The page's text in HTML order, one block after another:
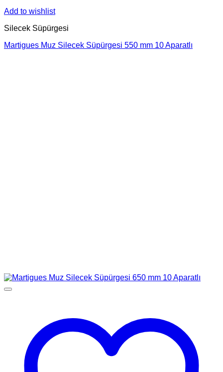
Add to wishlist
Silecek Süpürgesi
Martigues Muz Silecek Süpürgesi 550 mm 10 Aparatlı